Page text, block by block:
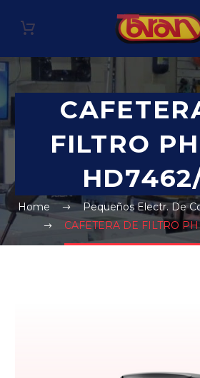
FILTRO
Home Pequeños Electr. De
CAFETERA DE FILTRO